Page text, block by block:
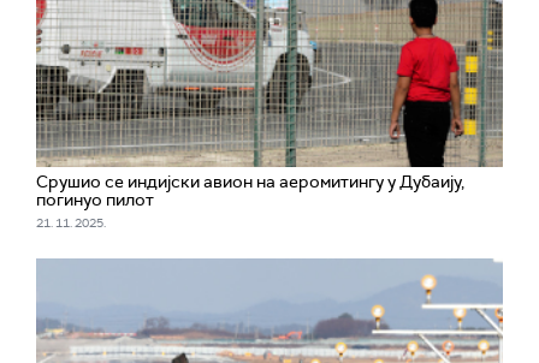
Срушио се индијски авион на аеромитингу у Дубаију,
погинуо пилот
21. 11. 2025.